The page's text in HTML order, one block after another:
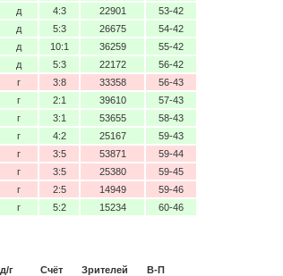
д 4:3 22901
53-42
д 5:3 26675
54-42
д 10:1 36259
55-42
д 5:3 22172
56-42
г 3:8 33358
56-43
г 2:1 39610
57-43
г 3:1 53655
58-43
г 4:2 25167
59-43
г 3:5 53871
59-44
г 3:5 25380
59-45
г 2:5 14949
59-46
г 5:2 15234 60-46
д/г Счёт Зрителей
В-П